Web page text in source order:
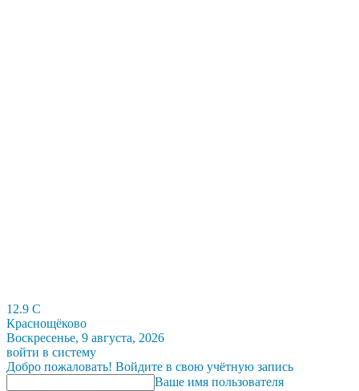
12.9 C
Краснощёково
Воскресенье, 9 августа, 2026
войти в систему
Добро пожаловать! Войдите в свою учётную запись
Ваше имя пользователя